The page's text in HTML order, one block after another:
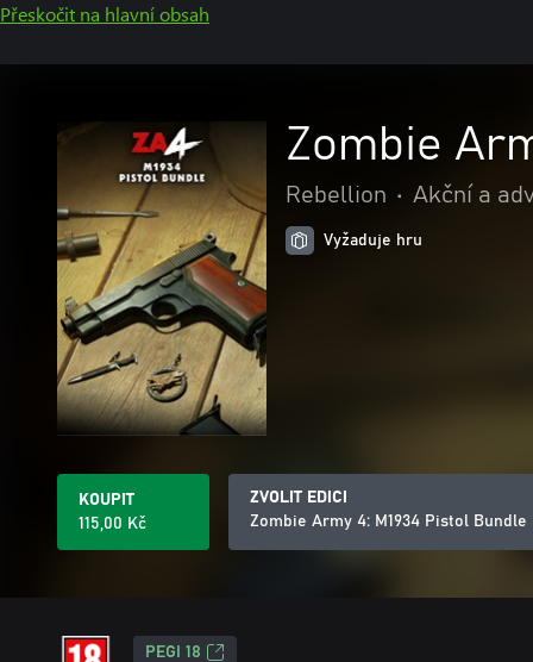
Přeskočit na hlavní obsah
Zombie
Rebellion • Akční a
Vyžaduje hru
KOUPIT
115,00 Kč
ZVOLIT EDICI
Zombie Army 4: M1934 Pistol Bundle
PEGI 18